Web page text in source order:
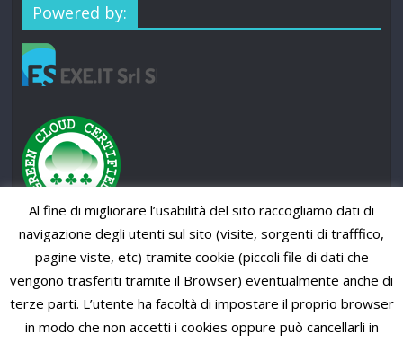
Powered by:
Al fine di migliorare l’usabilità del sito raccogliamo dati di
navigazione degli utenti sul sito (visite, sorgenti di trafffico,
pagine viste, etc) tramite cookie (piccoli file di dati che
vengono trasferiti tramite il Browser) eventualmente anche di
terze parti. L’utente ha facoltà di impostare il proprio browser
in modo che non accetti i cookies oppure può cancellarli in